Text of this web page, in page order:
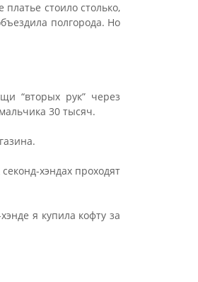
стоило столько,
полгорода. Но
“вторых рук” через
30 тысяч.
хэндах проходят
я купила кофту за